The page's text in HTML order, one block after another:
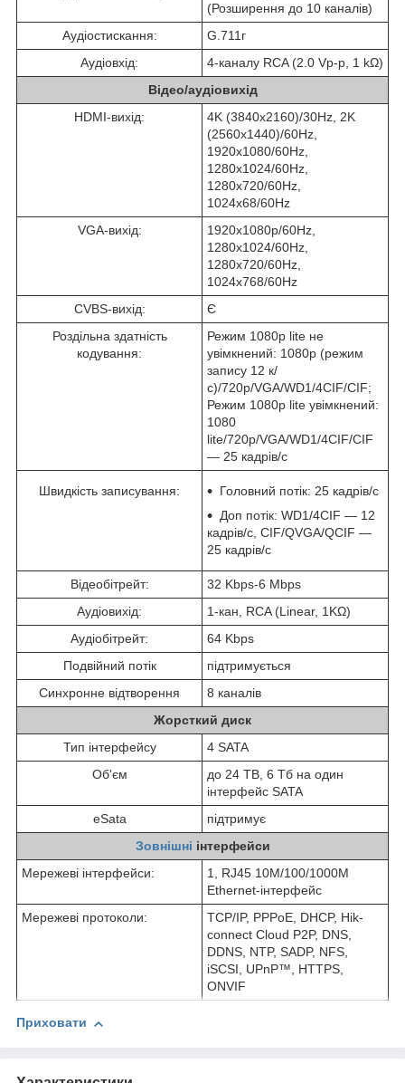
(Розширення до 10 каналів)
Аудіостискання:
G.711г
Аудіовхід:
4-каналу RCA (2.0 Vp-p, 1 kΩ)
Відео/аудіовихід
HDMI-вихід:
4K (3840х2160)/30Hz, 2K
(2560х1440)/60Hz,
1920х1080/60Hz,
1280х1024/60Hz,
1280х720/60Hz,
1024х68/60Hz
VGA-вихід:
1920х1080р/60Hz,
1280х1024/60Hz,
1280х720/60Hz,
1024х768/60Hz
CVBS-вихід:
Є
Роздільна здатність
кодування:
Режим 1080р lite не
увімкнений: 1080p (режим
запису 12 к/
с)/720p/VGA/WD1/4CIF/CIF;
Режим 1080p lite увімкнений:
1080
lite/720p/VGA/WD1/4CIF/CIF
— 25 кадрів/с
Швидкість записування:
Головний потік: 25 кадрів/с
Доп потік: WD1/4CIF — 12
кадрів/с, CIF/QVGA/QCIF —
25 кадрів/с
Відеобітрейт:
32 Kbps-6 Mbps
Аудіовихід:
1-кан, RCA (Linear, 1KΩ)
Аудіобітрейт:
64 Kbps
Подвійний потік
підтримується
Синхронне відтворення
8 каналів
Жорсткий диск
Тип інтерфейсу
4 SATA
Об'єм
до 24 TB, 6 Тб на один
інтерфейс SATA
eSata
підтримує
Зовнішні інтерфейси
Мережеві інтерфейси:
1, RJ45 10M/100/1000M
Ethernet-інтерфейс
Мережеві протоколи:
TCP/IP, PPPoE, DHCP, Hik-
connect Cloud P2P, DNS,
DDNS, NTP, SADP, NFS,
iSCSI, UPnP™, HTTPS,
ONVIF
Приховати